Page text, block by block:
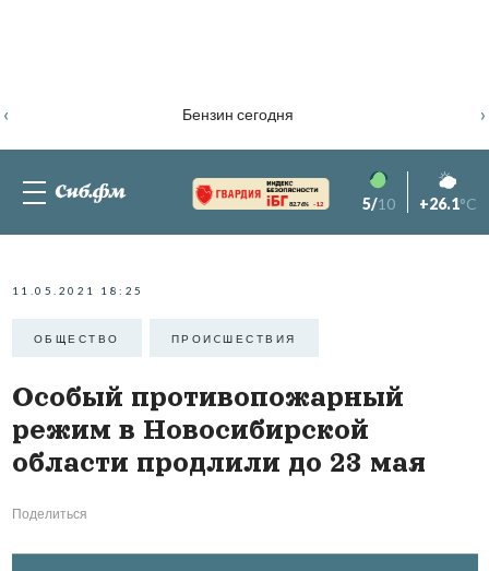
Бензин сегодня
‹ ›
82.76% -1.2 5/10 +26.1°C
11.05.2021 18:25
ОБЩЕСТВО ПРОИCШЕСТВИЯ
Особый противопожарный
режим в Новосибирской
области продлили до 23 мая
Поделиться